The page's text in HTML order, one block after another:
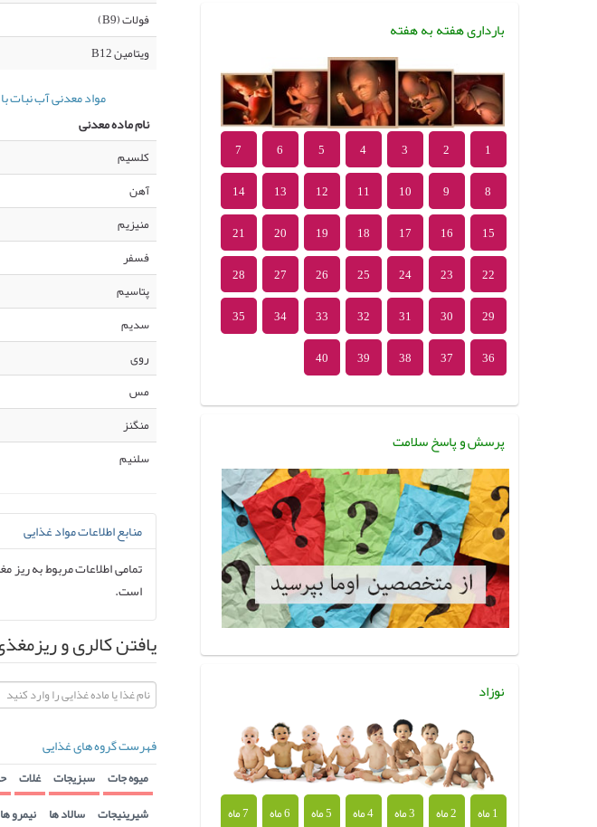
فولات (B9)
ویتامین B12
مواد معدنی آب نبات
نام ماده معدنی
کلسیم
آهن
منیزیم
فسفر
پتاسیم
سدیم
روی
مس
منگنز
سلنیم
منابع اطلاعات مواد غذایی
تمامی اطلاعات مربوط به ریز
است.
یافتن کالری و
فهرست گروه های غذایی
میوه جات سبزیجات غلات
شیرینیجات سالاد ها نیمرو ها
بارداری هفته به هفته
1
2
3
4
5
6
7
8
9
10
11
12
13
14
15
16
17
18
19
20
21
22
23
24
25
26
27
28
29
30
31
32
33
34
35
36
37
38
39
40
پرسش و پاسخ سلامت
نوزاد
1 ماه 2 ماه 3 ماه 4 ماه 5 ماه 6 ماه
7 ماه